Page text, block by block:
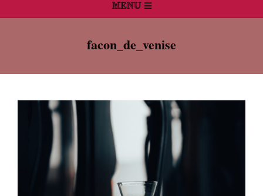
Navigation
MENU
facon_de_venise